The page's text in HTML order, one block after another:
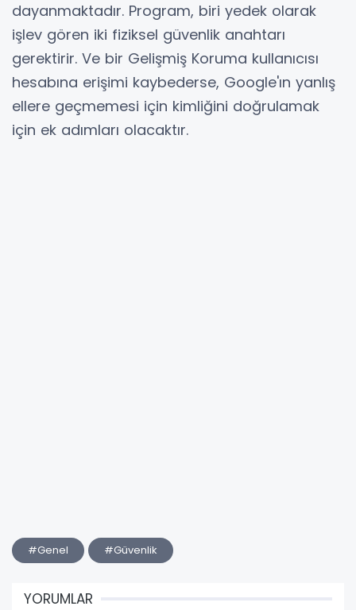
dayanmaktadır. Program, biri yedek olarak
işlev gören iki fiziksel güvenlik anahtarı
gerektirir. Ve bir Gelişmiş Koruma kullanıcısı
hesabına erişimi kaybederse, Google'ın yanlış
ellere geçmemesi için kimliğini doğrulamak
için ek adımları olacaktır.
#Genel #Güvenlik
YORUMLAR